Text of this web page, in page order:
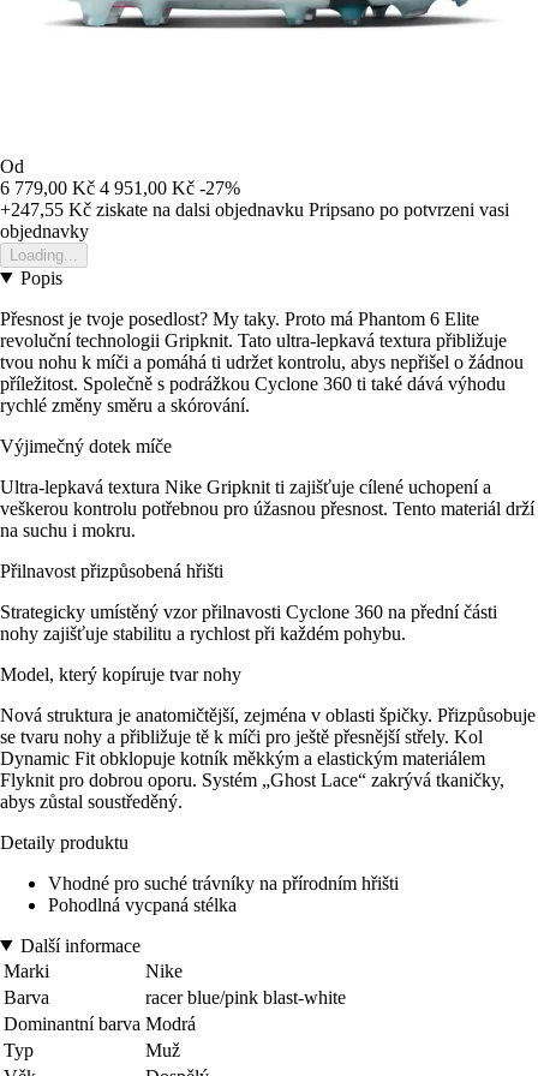
Od
6 779,00 Kč 4 951,00 Kč -27%
+247,55 Kč ziskate na dalsi objednavku Pripsano po potvrzeni vasi
objednavky
Loading...
Popis
Přesnost je tvoje posedlost? My taky. Proto má Phantom 6 Elite
revoluční technologii Gripknit. Tato ultra-lepkavá textura přibližuje
tvou nohu k míči a pomáhá ti udržet kontrolu, abys nepřišel o žádnou
příležitost. Společně s podrážkou Cyclone 360 ti také dává výhodu
rychlé změny směru a skórování.
Výjimečný dotek míče
Ultra-lepkavá textura Nike Gripknit ti zajišťuje cílené uchopení a
veškerou kontrolu potřebnou pro úžasnou přesnost. Tento materiál drží
na suchu i mokru.
Přilnavost přizpůsobená hřišti
Strategicky umístěný vzor přilnavosti Cyclone 360 na přední části
nohy zajišťuje stabilitu a rychlost při každém pohybu.
Model, který kopíruje tvar nohy
Nová struktura je anatomičtější, zejména v oblasti špičky. Přizpůsobuje
se tvaru nohy a přibližuje tě k míči pro ještě přesnější střely. Kol
Dynamic Fit obklopuje kotník měkkým a elastickým materiálem
Flyknit pro dobrou oporu. Systém „Ghost Lace“ zakrývá tkaničky,
abys zůstal soustředěný.
Detaily produktu
Vhodné pro suché trávníky na přírodním hřišti
Pohodlná vycpaná stélka
Další informace
Marki
Nike
Barva
racer blue/pink blast-white
Dominantní barva Modrá
Typ
Muž